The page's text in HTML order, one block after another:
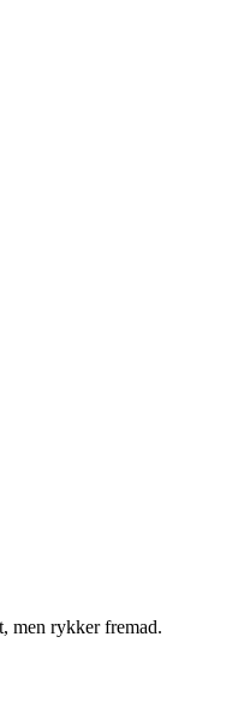
men rykker fremad.